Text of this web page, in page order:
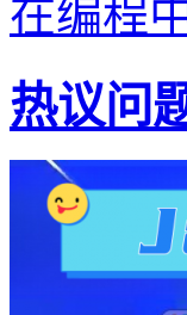
在编程
热议问